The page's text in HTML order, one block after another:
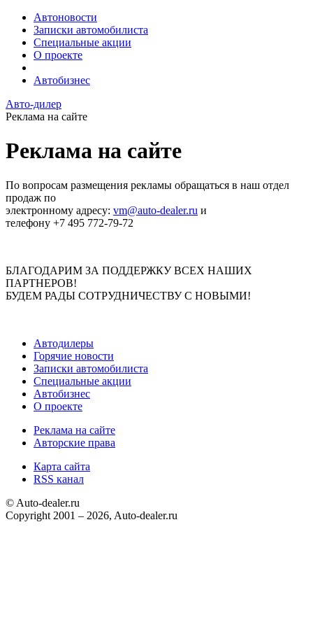
Автоновости
Записки автомобилиста
Специальные акции
О проекте
Автобизнес
Авто-дилер
Реклама на сайте
Реклама на сайте
По вопросам размещения рекламы обращаться в наш отдел
продаж по
электронному адресу: vm@auto-dealer.ru и
телефону +7 495 772-79-72
БЛАГОДАРИМ ЗА ПОДДЕРЖКУ ВСЕХ НАШИХ
ПАРТНЕРОВ!
БУДЕМ РАДЫ СОТРУДНИЧЕСТВУ С НОВЫМИ!
Автодилеры
Горячие новости
Записки автомобилиста
Специальные акции
Автобизнес
О проекте
Реклама на сайте
Авторские права
Карта сайта
RSS канал
© Auto-dealer.ru
Copyright 2001 – 2026, Auto-dealer.ru